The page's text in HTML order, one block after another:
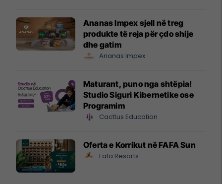
Ananas Impex sjell në treg
produkte të reja për çdo shije
dhe gatim
Ananas Impex
Maturant, puno nga shtëpia!
Studio Siguri Kibernetike ose
Programim
Cacttus Education
Oferta e Korrikut në FAFA Sun
Fafa Resorts